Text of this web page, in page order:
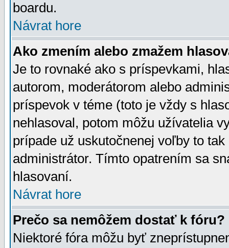
boardu.
Návrat hore
Ako zmením alebo zmažem
Je to rovnaké ako s príspevkami,
autorom, moderátorom alebo
príspevok v téme (toto je vždy s
nehlasoval, potom môžu užívatelia
prípade už uskutočnenej voľby to
administrátor. Tímto opatrením sa
hlasovaní.
Návrat hore
Prečo sa nemôžem dostať k fóru?
Niektoré fóra môžu byť